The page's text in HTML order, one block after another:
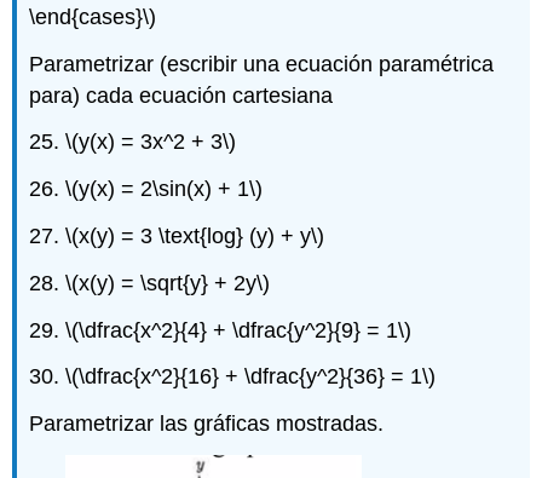
\end{cases}\)
Parametrizar (escribir una ecuación paramétrica
para) cada ecuación cartesiana
25.\(y(x) = 3x^2 + 3\)
26.\(y(x) = 2\sin(x) + 1\)
27.\(x(y) = 3 \text{log} (y) + y\)
28.\(x(y) = \sqrt{y} + 2y\)
29.\(\dfrac{x^2}{4} + \dfrac{y^2}{9} = 1\)
30.\(\dfrac{x^2}{16} + \dfrac{y^2}{36} = 1\)
Parametrizar las gráficas mostradas.